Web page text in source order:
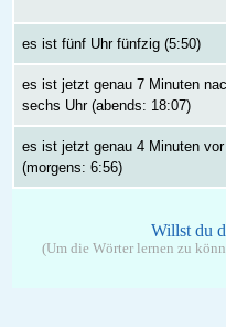
es ist fünf Uhr fünfzig (5:50)
es ist jetzt genau 7 Minuten
sechs Uhr (abends: 18:07)
es ist jetzt genau 4 Minuten vor
(morgens: 6:56)
Willst du
(Um die Wörter lernen zu